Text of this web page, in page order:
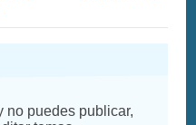
no puedes publicar,